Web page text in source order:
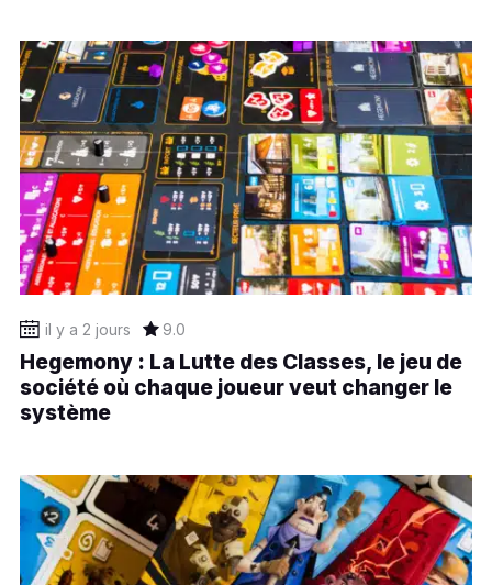
il y a 2 jours 9.0
Hegemony : La Lutte des Classes, le jeu de
société où chaque joueur veut changer le
système